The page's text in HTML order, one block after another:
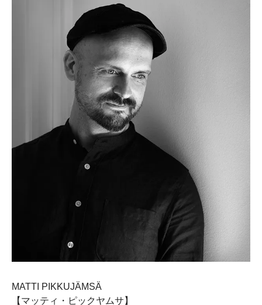
MATTI PIKKUJÄMSÄ
【マッティ・ピックヤムサ】